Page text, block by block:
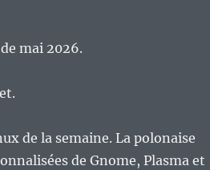
mai 2026.
de la semaine. La polonaise
de Gnome, Plasma et